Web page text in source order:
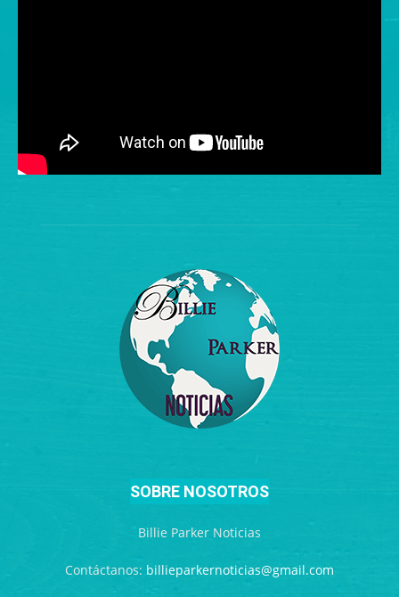
SOBRE NOSOTROS
Billie Parker Noticias
Contáctanos: billieparkernoticias@gmail.com